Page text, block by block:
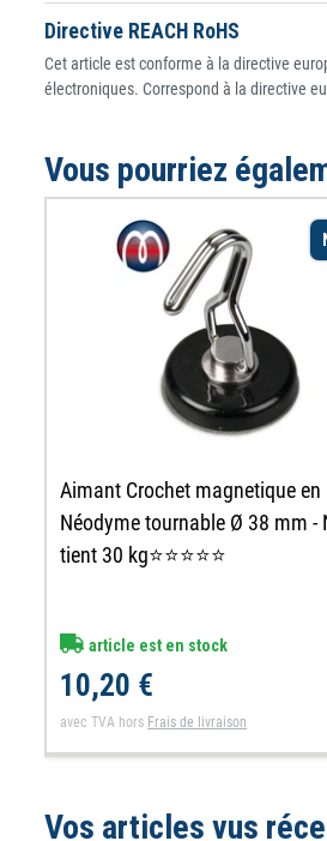
Directive REACH RoHS
Cet article est conforme à la directive
électroniques. Correspond à la directive
Vous pourriez
Aimant Crochet magnetique en
Néodyme tournable Ø 38 mm -
tient 30 kg⭐⭐⭐⭐⭐
article est en stock
10,20 €
avec TVA hors Frais de livraison
Vos articles vus